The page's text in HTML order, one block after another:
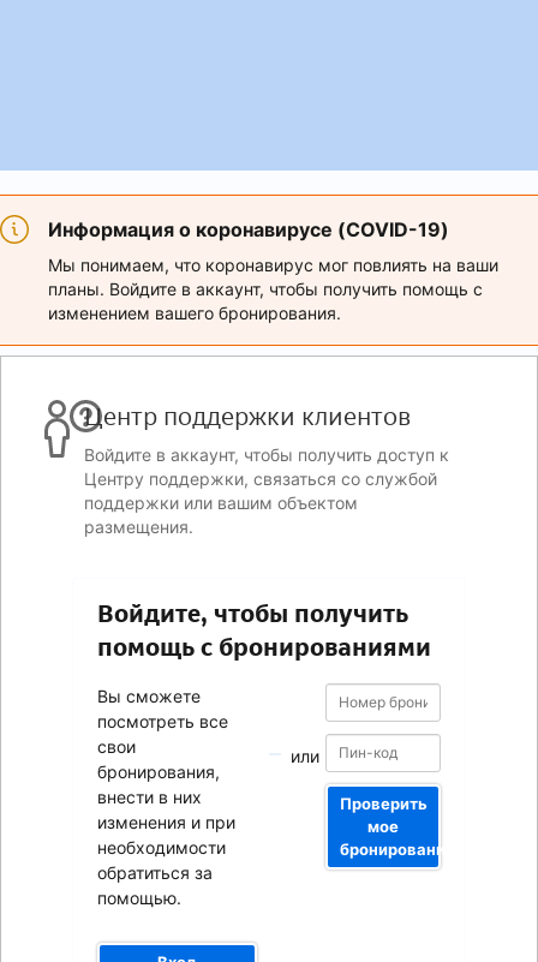
Информация о коронавирусе (COVID-19)
Мы понимаем, что коронавирус мог повлиять на ваши
планы. Войдите в аккаунт, чтобы получить помощь с
изменением вашего бронирования.
Центр поддержки клиентов
Войдите в аккаунт, чтобы получить доступ к
Центру поддержки, связаться со службой
поддержки или вашим объектом
размещения.
Войдите, чтобы получить
помощь с бронированиями
Вы сможете
посмотреть все
свои
бронирования,
внести в них
изменения и при
необходимости
обратиться за
помощью.
или
Номер
бронирования
Номер
бронирования
Проверить
мое
бронирование